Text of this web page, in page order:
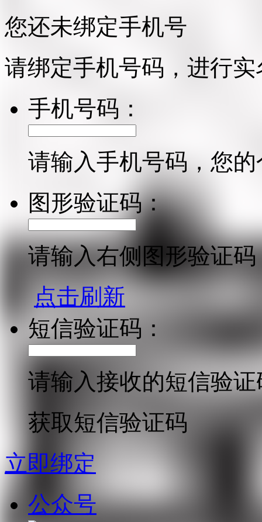
您还未绑定手机号
请绑定手机号码，进行
手机号码：
请输入手机号码，您
图形验证码：
请输入右侧图形验证码
点击刷新
短信验证码：
请输入接收的短信验证
获取短信验证码
立即绑定
公众号